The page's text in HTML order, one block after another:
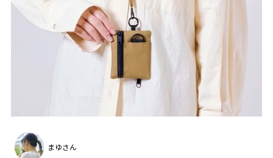
まゆさん